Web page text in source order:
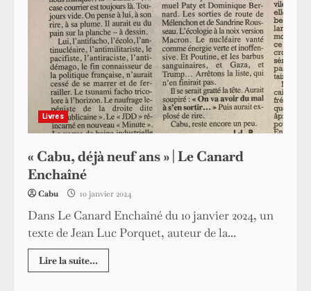
Livres
« Cabu, déjà neuf ans » | Le Canard
Enchaîné
Cabu 10 janvier 2024
Dans Le Canard Enchaîné du 10 janvier 2024, un
texte de Jean Luc Porquet, auteur de la...
Lire la suite...